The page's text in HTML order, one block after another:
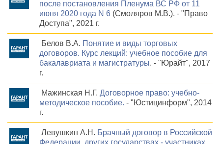
после постановления Пленума ВС РФ от 11
июня 2020 года N 6 (Смоляров М.В.). - "Право
Доступа", 2021 г.
Белов В.А. Понятие и виды торговых
договоров. Курс лекций: учебное пособие для
бакалавриата и магистратуры. - "Юрайт", 2017
г.
Мажинская Н.Г. Договорное право: учебно-
методическое пособие. - "Юстицинформ", 2014
г.
Левушкин А.Н. Брачный договор в Российской